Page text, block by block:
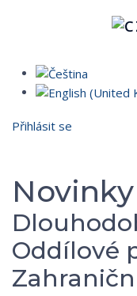
Přihlásit se
Novinky
Oddílové